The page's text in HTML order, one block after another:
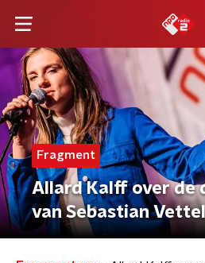
Fragment
Allard Kalff over de
van Sebastian Vettel